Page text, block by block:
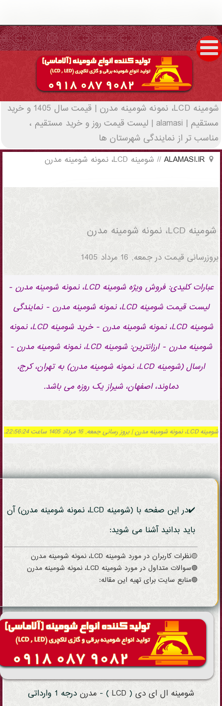
1405 و خرید مستقیم | alamasi - (2624)(New
- 2022)
شومینه LCD، نمونه شومینه مدرن | قیمت سال 1405 و خرید
مستقیم | alamasi | لیست قیمت روز و خرید مستقیم ،
مناسب تر از نمایندگی شهرستان ها
ALAMASI.IR
// شومینه LCD، نمونه شومینه مدرن
شومینه LCD، نمونه شومینه مدرن
بروزرسانی قیمت درجمعه, 16 مرداد 1405
عبارات کلیدی: فروش ویژه شومینه LCD، نمونه شومینه مدرن -
لیست قیمت شومینه LCD، نمونه شومینه مدرن - نمایندگی
شومینه LCD، نمونه شومینه مدرن - خرید شومینه LCD، نمونه
شومینه مدرن - ارزانترین: شومینه LCD، نمونه شومینه مدرن -
ارسال (شومینه LCD، نمونه شومینه مدرن) به تهران، کرج،
دماوند، اصفهان، شیراز یک روزه می باشد.
شومینه LCD، نمونه شومینه مدرن | بروز رسانی جمعه, 16 مرداد 1405 ساعت 22:56:24.
✔️در این صفحه با (شومینه LCD، نمونه شومینه مدرن) آن
باید بدانید آشنا می شوید:
🟡نظرات کاربران در مورد شومینه LCD، نمونه شومینه مدرن
🟢سوالات متداول در مورد شومینه LCD، نمونه شومینه مدرن
🟣منابع سایت برای تهیه این مقاله:
شومینه ال ای دی(
LCD
) - مدرندرجه 1 وارداتی